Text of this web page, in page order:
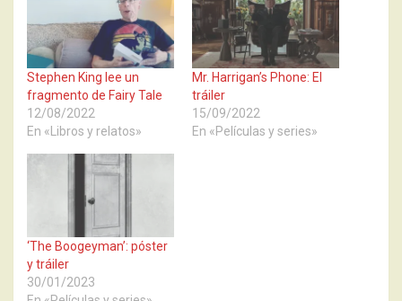
Stephen King lee un
fragmento de Fairy Tale
12/08/2022
En «Libros y relatos»
Mr. Harrigan’s Phone: El
tráiler
15/09/2022
En «Películas y series»
‘The Boogeyman’: póster
y tráiler
30/01/2023